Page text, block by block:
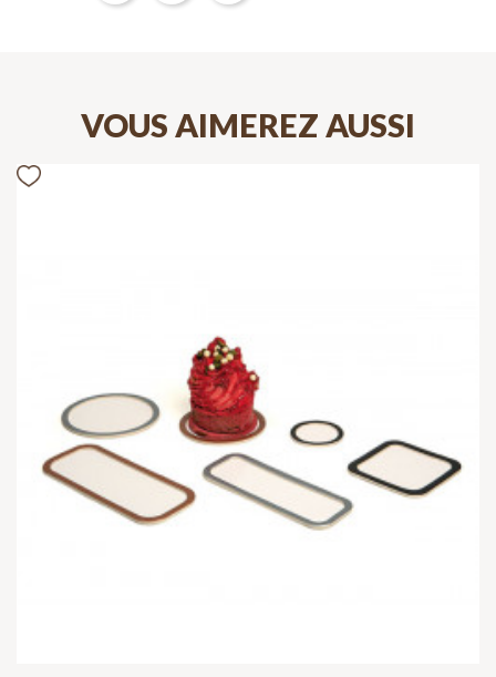
VOUS AIMEREZ AUSSI